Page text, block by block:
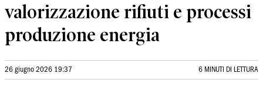
valorizzazione rifiuti e processi
produzione energia
26 giugno 2026 19:37 6 MINUTI DI LETTURA